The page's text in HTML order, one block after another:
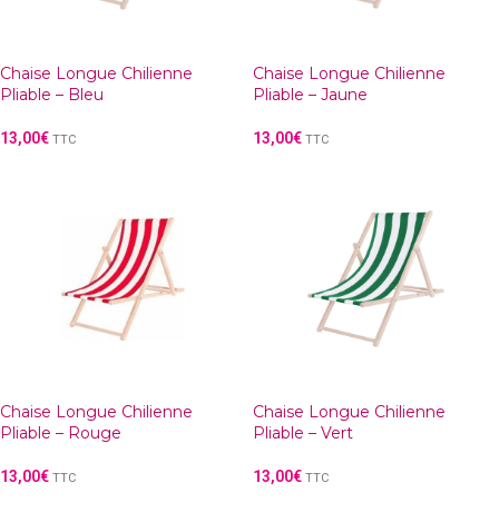
Chaise Longue Chilienne
Pliable – Bleu
13,00€ TTC
Chaise Longue Chilienne
Pliable – Jaune
13,00€ TTC
Chaise Longue Chilienne
Pliable – Rouge
13,00€ TTC
Chaise Longue Chilienne
Pliable – Vert
13,00€ TTC